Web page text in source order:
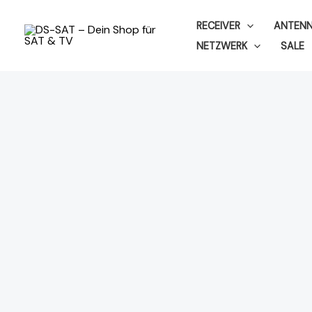
Inhalt
RECEIVER
NETZWERK
SALE